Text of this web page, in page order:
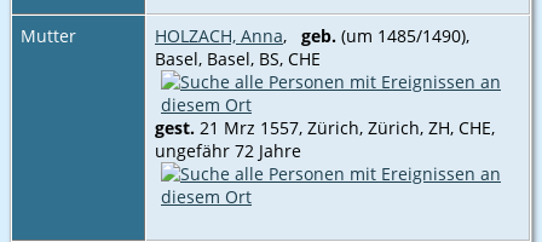
Mutter HOLZACH, Anna, geb. (um 1485/1490),
Basel, Basel, BS, CHE
gest. 21 Mrz 1557, Zürich, Zürich, ZH, CHE‎,
ungefähr 72 Jahre